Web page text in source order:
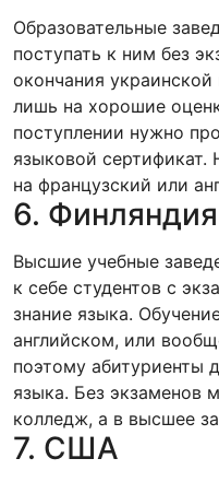
Образовательные
поступать к ним без
окончания
лишь на хорошие
поступлении нужно
языковой
на французский или
6. Финляндия
Высшие учебные
к себе студентов с
знание языка.
английском, или
поэтому абитуриенты
языка. Без экзаменов
колледж, а в высшее
7. США